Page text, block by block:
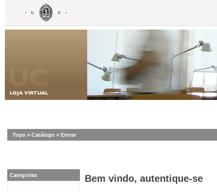
Topo » Catálogo » Entrar
Bem vindo, autentique-se
Categorias